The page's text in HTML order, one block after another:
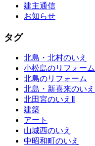
建主通信
お知らせ
タグ
北島・北村のいえ
小松島のリフォーム
北島のリフォーム
北島・新喜来のいえ
北田宮のいえⅡ
建築
アート
山城西のいえ
中昭和町のいえ